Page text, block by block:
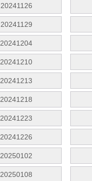
20241126
20241129
20241204
20241210
20241213
20241218
20241223
20241226
20250102
20250108